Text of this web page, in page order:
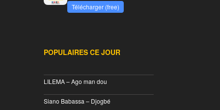
Télécharger (free)
POPULAIRES CE JOUR
LILEMA – Ago man dou
Siano Babassa – Djogbé